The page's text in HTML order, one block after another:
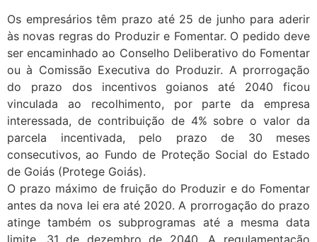
Os empresários têm prazo até 25 de junho para aderir
às novas regras do Produzir e Fomentar. O pedido deve
ser encaminhado ao Conselho Deliberativo do Fomentar
ou à Comissão Executiva do Produzir. A prorrogação
do prazo dos incentivos goianos até 2040 ficou
vinculada ao recolhimento, por parte da empresa
interessada, de contribuição de 4% sobre o valor da
parcela incentivada, pelo prazo de 30 meses
consecutivos, ao Fundo de Proteção Social do Estado
de Goiás (Protege Goiás).
O prazo máximo de fruição do Produzir e do Fomentar
antes da nova lei era até 2020. A prorrogação do prazo
atinge também os subprogramas até a mesma data
limite, 31 de dezembro de 2040. A regulamentação